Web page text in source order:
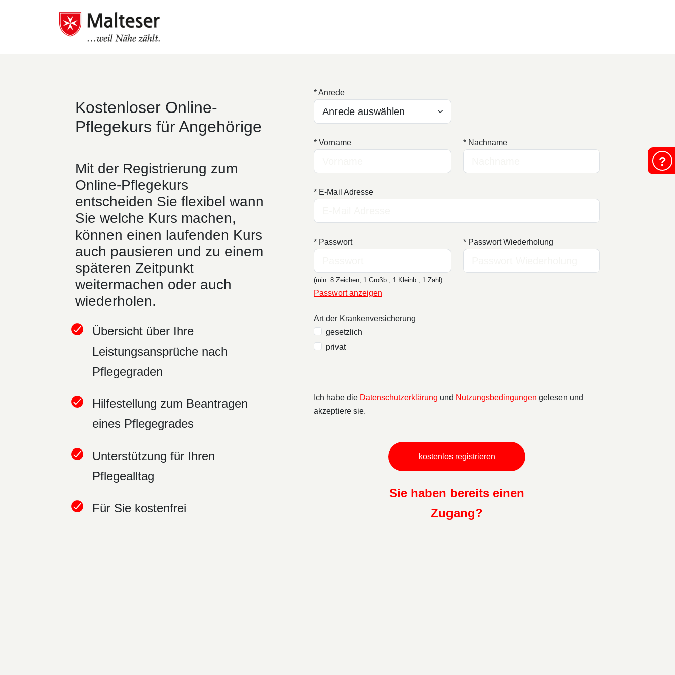
Kostenloser Online-
Pflegekurs für Angehörige
Mit der Registrierung zum
Online-Pflegekurs
entscheiden Sie flexibel wann
Sie welche Kurs machen,
können einen laufenden Kurs
auch pausieren und zu einem
späteren Zeitpunkt
weitermachen oder auch
wiederholen.
Übersicht über Ihre
Leistungsansprüche nach
Pflegegraden
Hilfestellung zum Beantragen
eines Pflegegrades
Unterstützung für Ihren
Pflegealltag
Für Sie kostenfrei
* Anrede
* Vorname * Nachname
* E-Mail Adresse
* Passwort
(min. 8 Zeichen, 1 Großb., 1 Kleinb., 1 Zahl)
Passwort anzeigen
* Passwort Wiederholung
Art der Krankenversicherung
gesetzlich
privat
Ich habe die Datenschutzerklärung und Nutzungsbedingungen gelesen und
akzeptiere sie.
kostenlos registrieren
Sie haben bereits einen
Zugang?
?